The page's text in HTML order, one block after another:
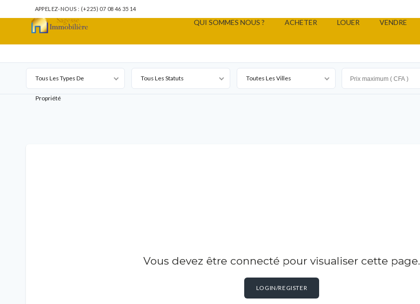
APPELEZ-NOUS : (+225) 07 08 46 35 14
QUI SOMMES NOUS ? ACHETER LOUER VENDRE
Tous Les Types De
Propriété
Tous Les Statuts Toutes Les Villes
Vous devez être connecté pour visualiser cette page.
LOGIN/REGISTER